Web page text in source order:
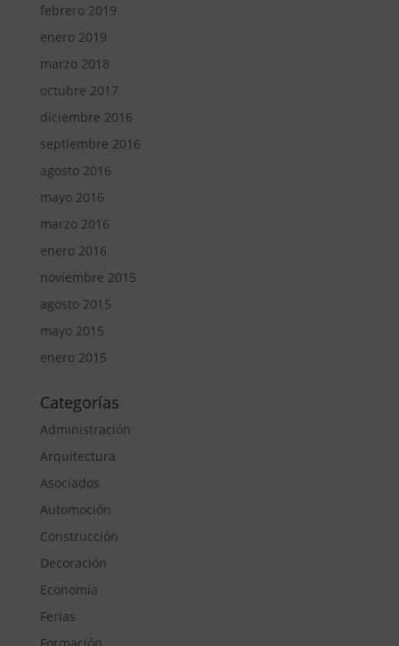
febrero 2019
enero 2019
marzo 2018
octubre 2017
diciembre 2016
septiembre 2016
agosto 2016
mayo 2016
marzo 2016
enero 2016
noviembre 2015
agosto 2015
mayo 2015
enero 2015
Categorías
Administración
Arquitectura
Asociados
Automoción
Construcción
Decoración
Economía
Ferias
Formación